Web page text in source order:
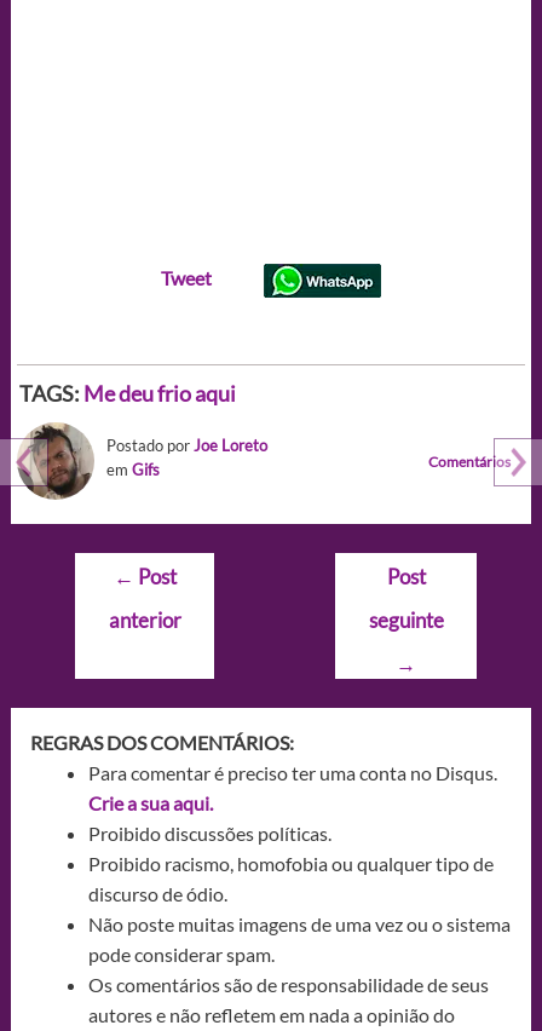
Tweet
TAGS: Me deu frio aqui
Postado porJoe Loreto
em Gifs Comentários
Navegação
Post
← Post
anterior
Post
seguinte
→
REGRAS DOS COMENTÁRIOS:
Para comentar é preciso ter uma conta no Disqus.
Crie a sua aqui.
Proibido discussões políticas.
Proibido racismo, homofobia ou qualquer tipo de
discurso de ódio.
Não poste muitas imagens de uma vez ou o sistema
pode considerar spam.
Os comentários são de responsabilidade de seus
autores e não refletem em nada a opinião do